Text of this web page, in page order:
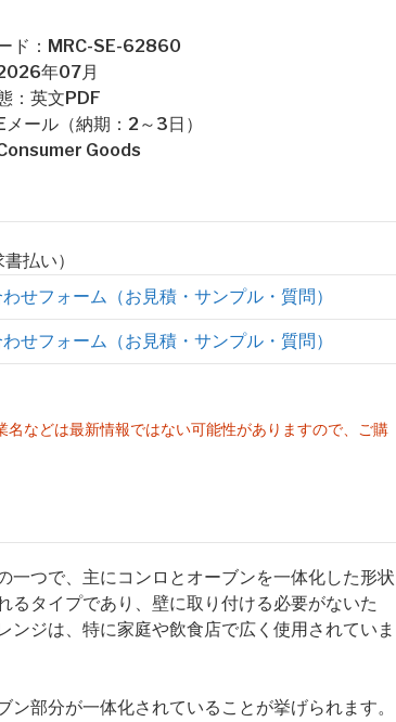
ド：MRC-SE-62860
年07月
：英文PDF
メール（納期：2～3日）
Goods
払い）
せフォーム（お見積・サンプル・質問）
せフォーム（お見積・サンプル・質問）
などは最新情報ではない可能性がありますので、ご購
一つで、主にコンロとオーブンを一体化した形状
るタイプであり、壁に取り付ける必要がないた
ジは、特に家庭や飲食店で広く使用されていま
部分が一体化されていることが挙げられます。